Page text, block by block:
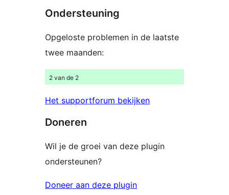
beoordelingen
Ondersteuning
Opgeloste problemen in de laatste
twee maanden:
2 van de 2
Het supportforum bekijken
Doneren
Wil je de groei van deze plugin
ondersteunen?
Doneer aan deze plugin